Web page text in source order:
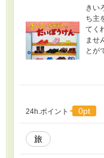
きい
ち主
てく
ませ
とが
24h.ポイント 0pt
旅